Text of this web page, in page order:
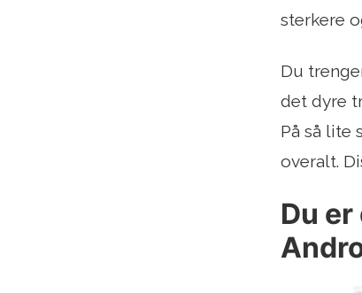
sterkere
Du
det dyre
På så lite
overalt.
Du